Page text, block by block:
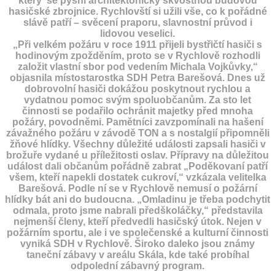
hasičské zbrojnice. Rychlovští si užili vše, co k pořádné
slávě patří – svěcení praporu, slavnostní průvod i
lidovou veselici.
„Při velkém požáru v roce 1911 přijeli bystřičtí hasiči s
hodinovým zpožděním, proto se v Rychlově rozhodli
založit vlastní sbor pod vedením Michala Vojkůvky,“
objasnila místostarostka SDH Petra Barešová. Dnes už
dobrovolní hasiči dokážou poskytnout rychlou a
vydatnou pomoc svým spoluobčanům. Za sto let
činnosti se podařilo ochránit majetky před mnoha
požáry, povodněmi. Pamětníci zavzpomínali na hašení
závažného požáru v závodě TON a s nostalgií připomněli
žňové hlídky. Všechny důležité události zapsali hasiči v
brožuře vydané u příležitosti oslav. Přípravy na důležitou
událost dali občanům pořádně zabrat „Poděkovaní patří
všem, kteří napekli dostatek cukroví,“ vzkázala velitelka
Barešová. Podle ní se v Rychlově nemusí o požární
hlídky bát ani do budoucna. „Omladinu je třeba podchytit
odmala, proto jsme nabrali předškoláčky,“ představila
nejmenší členy, kteří předvedli hasičský útok. Nejen v
požárním sportu, ale i ve společenské a kulturní činnosti
vyniká SDH v Rychlově. Široko daleko jsou známy
taneční zábavy v areálu Skála, kde také probíhal
odpolední zábavný program.